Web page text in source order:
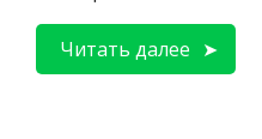
Читать далее